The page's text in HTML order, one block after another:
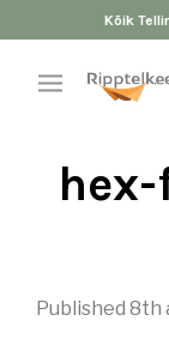
Kõik
Published 8th